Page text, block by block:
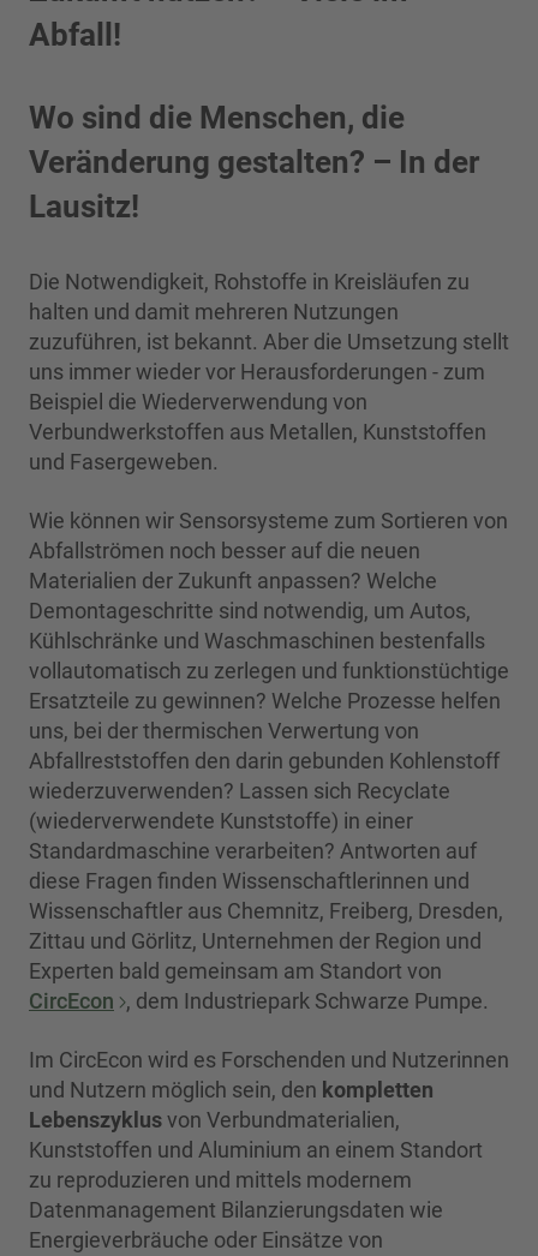
Abfall!
Wo sind die Menschen, die
Veränderung gestalten? – In der
Lausitz!
Die Notwendigkeit, Rohstoffe in Kreisläufen zu
halten und damit mehreren Nutzungen
zuzuführen, ist bekannt. Aber die Umsetzung stellt
uns immer wieder vor Herausforderungen - zum
Beispiel die Wiederverwendung von
Verbundwerkstoffen aus Metallen, Kunststoffen
und Fasergeweben.
Wie können wir Sensorsysteme zum Sortieren von
Abfallströmen noch besser auf die neuen
Materialien der Zukunft anpassen? Welche
Demontageschritte sind notwendig, um Autos,
Kühlschränke und Waschmaschinen bestenfalls
vollautomatisch zu zerlegen und funktionstüchtige
Ersatzteile zu gewinnen? Welche Prozesse helfen
uns, bei der thermischen Verwertung von
Abfallreststoffen den darin gebunden Kohlenstoff
wiederzuverwenden? Lassen sich Recyclate
(wiederverwendete Kunststoffe) in einer
Standardmaschine verarbeiten? Antworten auf
diese Fragen finden Wissenschaftlerinnen und
Wissenschaftler aus Chemnitz, Freiberg, Dresden,
Zittau und Görlitz, Unternehmen der Region und
Experten bald gemeinsam am Standort von
CircEcon , dem Industriepark Schwarze Pumpe.
Im CircEcon wird es Forschenden und Nutzerinnen
und Nutzern möglich sein, den kompletten
Lebenszyklusvon Verbundmaterialien,
Kunststoffen und Aluminium an einem Standort
zu reproduzieren und mittels modernem
Datenmanagement Bilanzierungsdaten wie
Energieverbräuche oder Einsätze von